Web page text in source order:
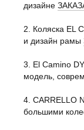
дизайне
2. Коляска EL
и дизайн рамы
3. El Camino
модель,
4. CARRELLO
большими